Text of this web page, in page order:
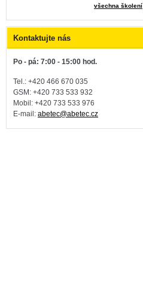
všechna školení
Kontaktujte nás
Po - pá: 7:00 - 15:00 hod.
Tel.: +420 466 670 035
GSM: +420 733 533 932
Mobil: +420 733 533 976
E-mail: abetec@abetec.cz